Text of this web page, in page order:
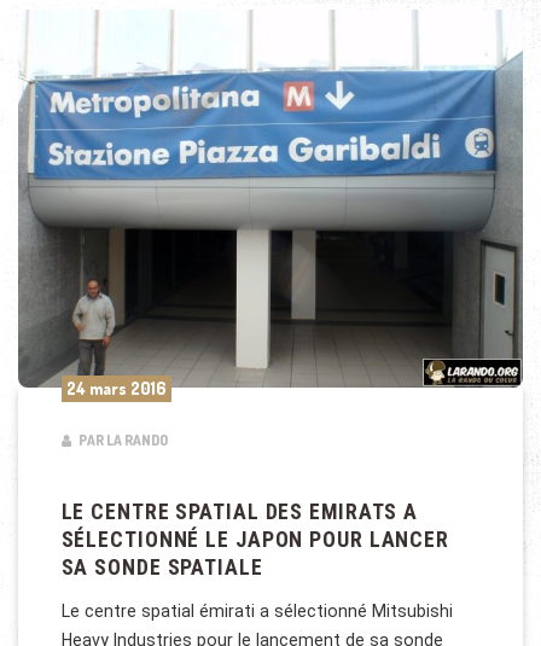
24 mars 2016
PAR LA RANDO
LE CENTRE SPATIAL DES EMIRATS A
SÉLECTIONNÉ LE JAPON POUR LANCER
SA SONDE SPATIALE
Le centre spatial émirati a sélectionné Mitsubishi
Heavy Industries pour le lancement de sa sonde